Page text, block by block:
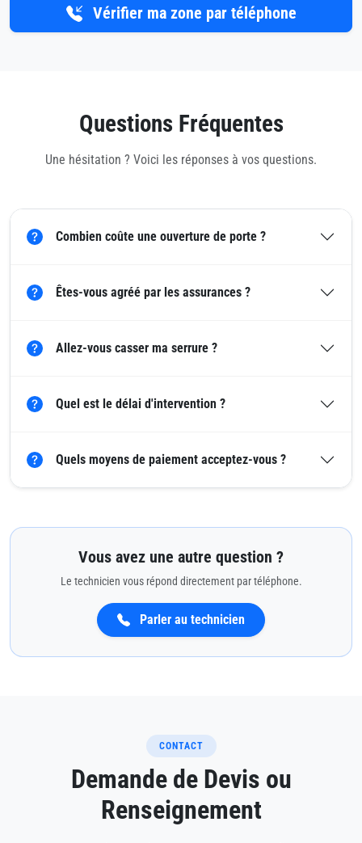
Vérifier ma zone par téléphone
Questions Fréquentes
Une hésitation ? Voici les réponses à vos questions.
Combien coûte une ouverture de porte ?
Êtes-vous agréé par les assurances ?
Allez-vous casser ma serrure ?
Quel est le délai d'intervention ?
Quels moyens de paiement acceptez-vous ?
Vous avez une autre question ?
Le technicien vous répond directement par téléphone.
Parler au technicien
CONTACT
Demande de Devis ou
Renseignement